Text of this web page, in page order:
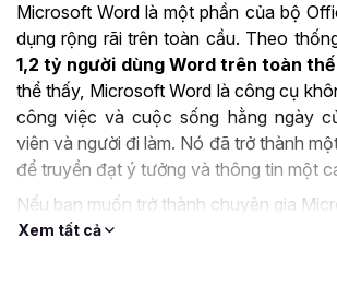
Microsoft Word là một phần của bộ
dụng rộng rãi trên toàn cầu. Theo
1,2 tỷ người dùng Word trên toàn
thể thấy, Microsoft Word là công cụ
công việc và cuộc sống hằng ngày
viên và người đi làm. Nó đã trở thành
để truyền đạt ý tưởng và thông tin một
Nếu bạn muốn trở thành chuyên gia
thể làm chủ công cụ này thì khóa
Xem tất cả